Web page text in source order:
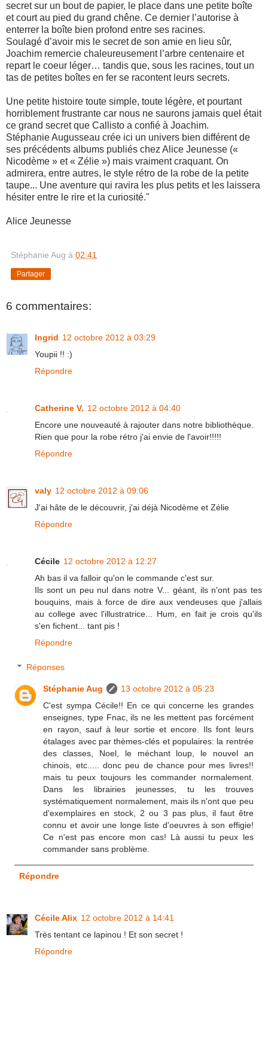
secret sur un bout de papier, le place dans une petite boîte
et court au pied du grand chêne. Ce dernier l’autorise à
enterrer la boîte bien profond entre ses racines.
Soulagé d’avoir mis le secret de son amie en lieu sûr,
Joachim remercie chaleureusement l’arbre centenaire et
repart le coeur léger… tandis que, sous les racines, tout un
tas de petites boîtes en fer se racontent leurs secrets.
Une petite histoire toute simple, toute légère, et pourtant
horriblement frustrante car nous ne saurons jamais quel était
ce grand secret que Callisto a confié à Joachim.
Stéphanie Augusseau crée ici un univers bien différent de
ses précédents albums publiés chez Alice Jeunesse («
Nicodème » et « Zélie ») mais vraiment craquant. On
admirera, entre autres, le style rétro de la robe de la petite
taupe... Une aventure qui ravira les plus petits et les laissera
hésiter entre le rire et la curiosité."
Alice Jeunesse
Stéphanie Aug à 02:41
Partager
6 commentaires:
Ingrid 12 octobre 2012 à 03:29
Youpii !! :)
Répondre
Catherine V. 12 octobre 2012 à 04:40
Encore une nouveauté à rajouter dans notre bibliothèque.
Rien que pour la robe rétro j'ai envie de l'avoir!!!!!
Répondre
valy 12 octobre 2012 à 09:06
J'ai hâte de le découvrir, j'ai déjà Nicodème et Zélie
Répondre
Cécile 12 octobre 2012 à 12:27
Ah bas il va falloir qu'on le commande c'est sur.
Ils sont un peu nul dans notre V... géant, ils n'ont pas tes
bouquins, mais à force de dire aux vendeuses que j'allais
au college avec l'illustratrice... Hum, en fait je crois qu'ils
s'en fichent... tant pis !
Répondre
Réponses
Stéphanie Aug
13 octobre 2012 à 05:23
C'est sympa Cécile!! En ce qui concerne les grandes
enseignes, type Fnac, ils ne les mettent pas forcément
en rayon, sauf à leur sortie et encore. Ils font leurs
étalages avec par thèmes-clés et populaires: la rentrée
des classes, Noel, le méchant loup, le nouvel an
chinois, etc..... donc peu de chance pour mes livres!!
mais tu peux toujours les commander normalement.
Dans les librairies jeunesses, tu les trouves
systématiquement normalement, mais ils n'ont que peu
d'exemplaires en stock, 2 ou 3 pas plus, il faut être
connu et avoir une longe liste d'oeuvres à son effigie!
Ce n'est pas encore mon cas! Là aussi tu peux les
commander sans problème.
Répondre
Cécile Alix 12 octobre 2012 à 14:41
Très tentant ce lapinou ! Et son secret !
Répondre